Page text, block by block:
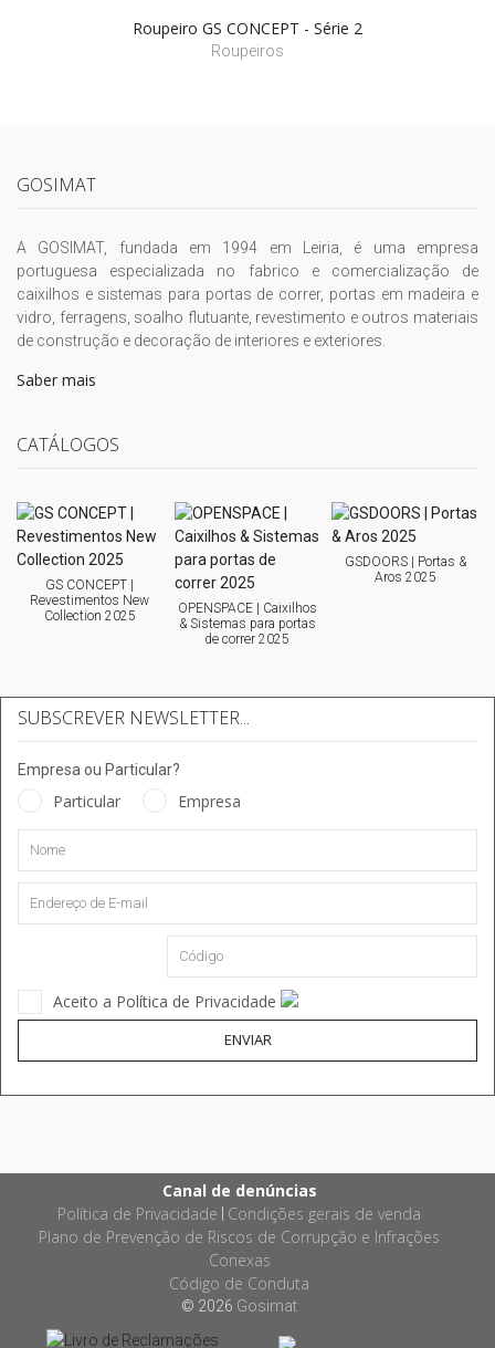
Roupeiro GS CONCEPT - Série 2
Roupeiros
GOSIMAT
A GOSIMAT, fundada em 1994 em Leiria, é uma empresa
portuguesa especializada no fabrico e comercialização de
caixilhos e sistemas para portas de correr, portas em madeira e
vidro, ferragens, soalho flutuante, revestimento e outros materiais
de construção e decoração de interiores e exteriores.
Saber mais
CATÁLOGOS
GS CONCEPT |
Revestimentos New
Collection 2025
OPENSPACE | Caixilhos
& Sistemas para portas
de correr 2025
GSDOORS | Portas &
Aros 2025
SUBSCREVER NEWSLETTER...
Empresa ou Particular?
Particular Empresa
Aceito a Política de Privacidade
ENVIAR
Canal de denúncias
Política de Privacidade Condições gerais de venda
Plano de Prevenção de Riscos de Corrupção e Infrações
Conexas
Código de Conduta
© 2026 Gosimat